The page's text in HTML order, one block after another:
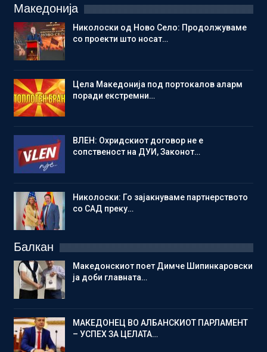
Македонија
Николоски од Ново Село: Продолжуваме
со проекти што носат…
Цела Македонија под портокалов аларм
поради екстремни…
ВЛЕН: Охридскиот договор не е
сопственост на ДУИ, Законот…
Николоски: Го зајакнуваме партнерството
со САД преку…
Балкан
Македонскиот поет Димче Шипинкаровски
ја доби главната…
МАКЕДОНЕЦ ВО АЛБАНСКИОТ ПАРЛАМЕНТ
– УСПЕХ ЗА ЦЕЛАТА…